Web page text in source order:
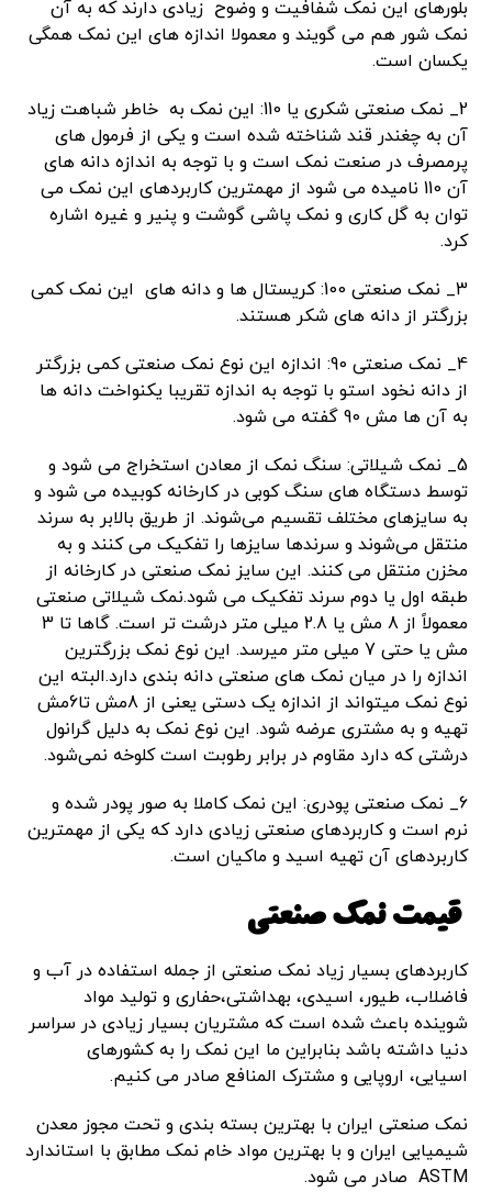
بلورهای این نمک شفافیت و وضوح زیادی دارند که به آن
نمک شور هم می گویند و معمولا اندازه های این نمک همگی
یکسان است.
2_ نمک صنعتی شکری یا 110: این نمک به خاطر شباهت زیاد
آن به چغندر قند شناخته شده است و یکی از فرمول های
پرمصرف در صنعت نمک است و با توجه به اندازه دانه های
آن 110 نامیده می شود از مهمترین کاربردهای این نمک می
توان به گل کاری و نمک پاشی گوشت و پنیر و غیره اشاره
کرد.
3_ نمک صنعتی 100: کریستال ها و دانه های این نمک کمی
بزرگتر از دانه های شکر هستند.
4_ نمک صنعتی 90: اندازه این نوع نمک صنعتی کمی بزرگتر
از دانه نخود استو با توجه به اندازه تقریبا یکنواخت دانه ها
به آن ها مش 90 گفته می شود.
5_ نمک شیلاتی: سنگ نمک از معادن استخراج می شود و
توسط دستگاه های سنگ کوبی در کارخانه کوبیده می شود و
به سایزهای مختلف تقسیم می‌شوند. از طریق بالابر به سرند
منتقل می‌شوند و سرندها سایزها را تفکیک می کنند و به
مخزن منتقل می کنند. این سایز نمک صنعتی در کارخانه از
طبقه اول یا دوم سرند تفکیک می شود.نمک شیلاتی صنعتی
معمولاً از 8 مش یا 2.8 میلی متر درشت تر است. گاها تا 3
مش یا حتی 7 میلی متر میرسد. این نوع نمک بزرگترین
اندازه را در میان نمک های صنعتی دانه بندی دارد.البته این
نوع نمک میتواند از اندازه یک دستی یعنی از 8مش تا6مش
تهیه و به مشتری عرضه شود. این نوع نمک به دلیل گرانول
درشتی که دارد مقاوم در برابر رطوبت است کلوخه نمی‌شود.
6_ نمک صنعتی پودری: این نمک کاملا به صور پودر شده و
نرم است و کاربردهای صنعتی زیادی دارد که یکی از مهمترین
کاربردهای آن تهیه اسید و ماکیان است.
قیمت نمک صنعتی
کاربردهای بسیار زیاد نمک صنعتی از جمله استفاده در آب و
فاضلاب، طیور، اسیدی، بهداشتی،حفاری و تولید مواد
شوینده باعث شده است که مشتریان بسیار زیادی در سراسر
دنیا داشته باشد بنابراین ما این نمک را به کشورهای
اسیایی، اروپایی و مشترک المنافع صادر می کنیم.
نمک صنعتی ایران با بهترین بسته بندی و تحت مجوز معدن
شیمیایی ایران و با بهترین مواد خام نمک مطابق با استاندارد
ASTM صادر می شود.